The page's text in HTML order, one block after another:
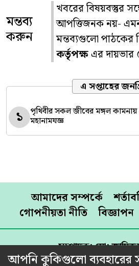
মন্তব্য
করুন
খবরের বিষয়বস্তুর
আপত্তিজনক নয়- এমন
মন্তব্যগুলো পাঠকের
কর্তৃপক্ষএর দায়ভার
এ সপ্তাহের
১ পৃথিবীর সকল জীবের মঙ্গল কামনায়
মহানামযজ্ঞ
আমাদের সম্পর্কে
গোপনীয়তা নীতি
বিজ্ঞাপন
সম্পাদক: মো:
প্রকাশক: রেজাউল
আপনি কুকিগুলো ব্যবহারের